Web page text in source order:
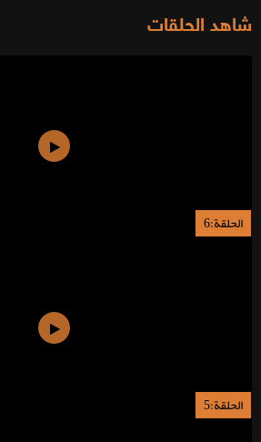
شاهد الحلقات
الحلقة:6
الحلقة:5